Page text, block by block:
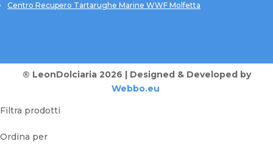
Centro Recupero Tartarughe Marine WWF Molfetta
® LeonDolciaria 2026 | Designed & Developed by
Webbo.eu
Filtra prodotti
Ordina per